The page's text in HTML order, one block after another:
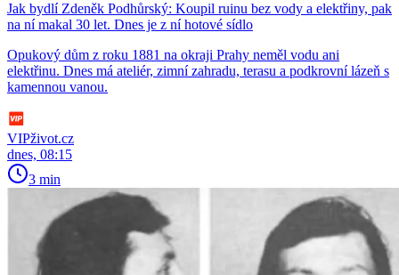
Jak bydlí Zdeněk Podhůrský: Koupil ruinu bez vody a elektřiny, pak
na ní makal 30 let. Dnes je z ní hotové sídlo
Opukový dům z roku 1881 na okraji Prahy neměl vodu ani
elektřinu. Dnes má ateliér, zimní zahradu, terasu a podkrovní lázeň s
kamennou vanou.
VIPživot.cz
dnes, 08:15
3 min